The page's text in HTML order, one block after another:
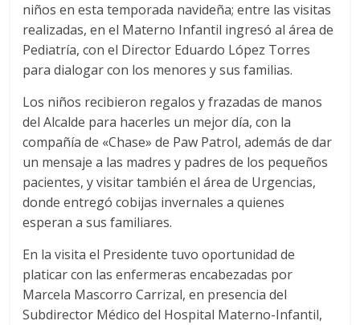
niños en esta temporada navideña; entre las visitas
realizadas, en el Materno Infantil ingresó al área de
Pediatría, con el Director Eduardo López Torres
para dialogar con los menores y sus familias.
Los niños recibieron regalos y frazadas de manos
del Alcalde para hacerles un mejor día, con la
compañía de «Chase» de Paw Patrol, además de dar
un mensaje a las madres y padres de los pequeños
pacientes, y visitar también el área de Urgencias,
donde entregó cobijas invernales a quienes
esperan a sus familiares.
En la visita el Presidente tuvo oportunidad de
platicar con las enfermeras encabezadas por
Marcela Mascorro Carrizal, en presencia del
Subdirector Médico del Hospital Materno-Infantil,